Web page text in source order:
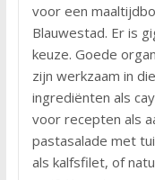
voor een
Blauwestad. Er is
keuze. Goede
zijn werkzaam in
ingrediënten als
voor recepten als
pastasalade met
als kalfsfilet, of